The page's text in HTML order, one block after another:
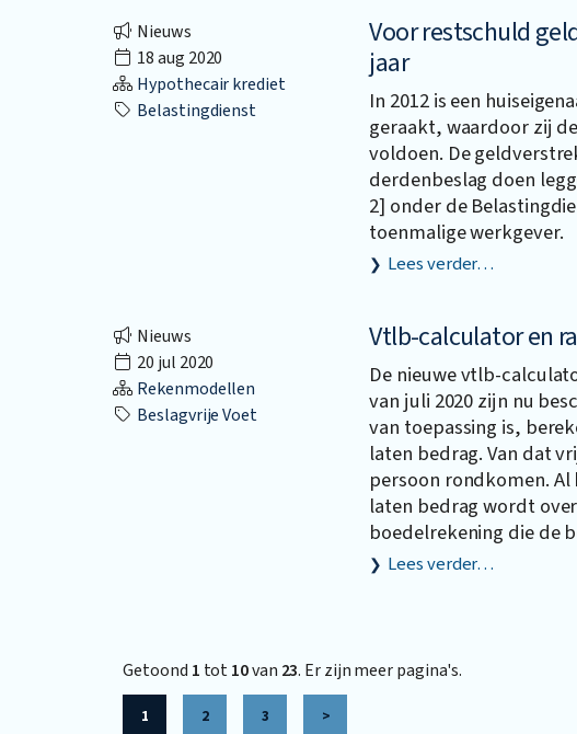
Nieuws
18 aug 2020
Hypothecair krediet
Belastingdienst
Voor restschuld
jaar
In 2012 is een
geraakt, waardoor zij
voldoen. De
derdenbeslag doen
2] onder de
toenmalige werkgever.
Lees verder…
Nieuws
20 jul 2020
Rekenmodellen
Beslagvrije Voet
Vtlb-calculator en
De nieuwe vtlb-
van juli 2020 zijn nu
van toepassing is,
laten bedrag. Van dat
persoon rondkomen.
laten bedrag wordt
boedelrekening die de
Lees verder…
Getoond 1 tot10van 23. Er zijn meer pagina's.
1 2 3 >